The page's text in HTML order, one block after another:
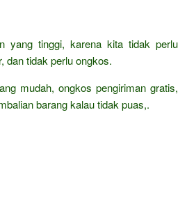
yang tinggi, karena kita tidak perlu
dan tidak perlu ongkos.
mudah, ongkos pengiriman gratis,
barang kalau tidak puas,.